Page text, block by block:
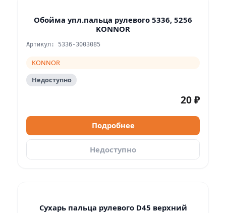
Обойма упл.пальца рулевого 5336, 5256
KONNOR
Артикул: 5336-3003085
KONNOR
Недоступно
20 ₽
Подробнее
Недоступно
Сухарь пальца рулевого D45 верхний